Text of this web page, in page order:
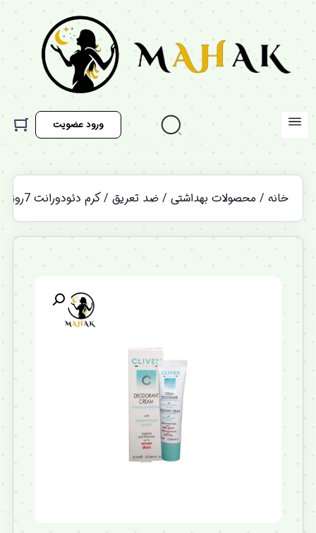
ورود عضویت
خانه/ محصولات بهداشتی/ ضد تعریق/ کرم دئودورانت 7روزه کلیون CLIVEN Deodorant